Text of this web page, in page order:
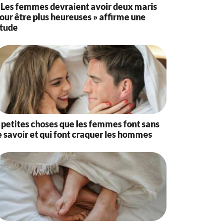
Les femmes devraient avoir deux maris
être plus heureuses » affirme une
petites choses que les femmes font sans
savoir et qui font craquer les hommes